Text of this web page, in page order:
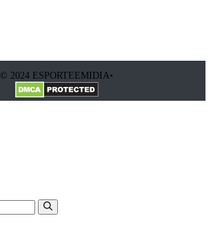
© 2024 ESPORTEEMIDIA•